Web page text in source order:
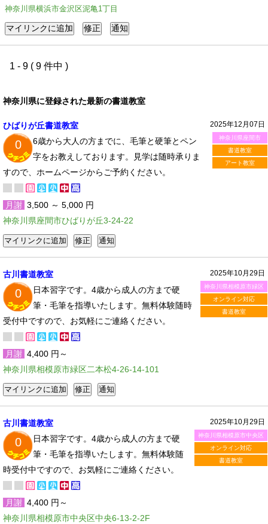
神奈川県横浜市金沢区泥亀1丁目
1 - 9 ( 9 件中 )
神奈川県に登録された最新の書道教室
2025年12月07日
神奈川県座間市
書道教室
アート教室
ひばりが丘書道教室
0
6歳から大人の方までに、毛筆と硬筆とペン
字をお教えしております。見学は随時承りま
すので、ホームページからご予約ください。
月謝 3,500 ～ 5,000 円
神奈川県座間市ひばりが丘3-24-22
2025年10月29日
神奈川県相模原市緑区
オンライン対応
書道教室
古川書道教室
0
日本習字です。4歳から成人の方まで硬
筆・毛筆を指導いたします。無料体験随時
受付中ですので、お気軽にご連絡ください。
月謝 4,400 円～
神奈川県相模原市緑区二本松4-26-14-101
2025年10月29日
神奈川県相模原市中央区
オンライン対応
書道教室
古川書道教室
0
日本習字です。4歳から成人の方まで硬
筆・毛筆を指導いたします。無料体験随
時受付中ですので、お気軽にご連絡ください。
月謝 4,400 円～
神奈川県相模原市中央区中央6-13-2-2F